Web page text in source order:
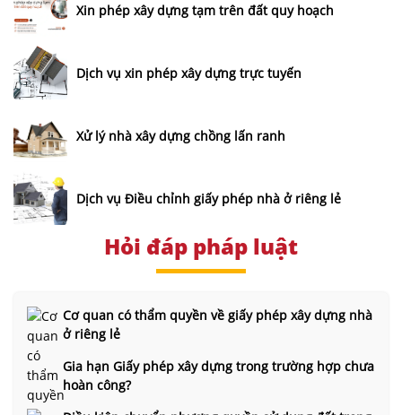
Xin phép xây dựng tạm trên đất quy hoạch
Dịch vụ xin phép xây dựng trực tuyến
Xử lý nhà xây dựng chồng lấn ranh
Dịch vụ Điều chỉnh giấy phép nhà ở riêng lẻ
Hỏi đáp pháp luật
Cơ quan có thẩm quyền về giấy phép xây dựng nhà
ở riêng lẻ
Gia hạn Giấy phép xây dựng trong trường hợp chưa
hoàn công?